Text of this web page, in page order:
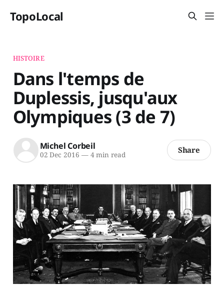
TopoLocal
HISTOIRE
Dans l'temps de
Duplessis, jusqu'aux
Olympiques (3 de 7)
Michel Corbeil
02 Dec 2016 —4 min read Share